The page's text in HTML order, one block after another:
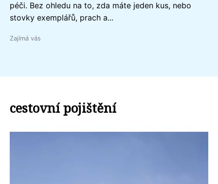
péči. Bez ohledu na to, zda máte jeden kus, nebo
stovky exemplářů, prach a...
Zajímá vás
cestovní pojištění